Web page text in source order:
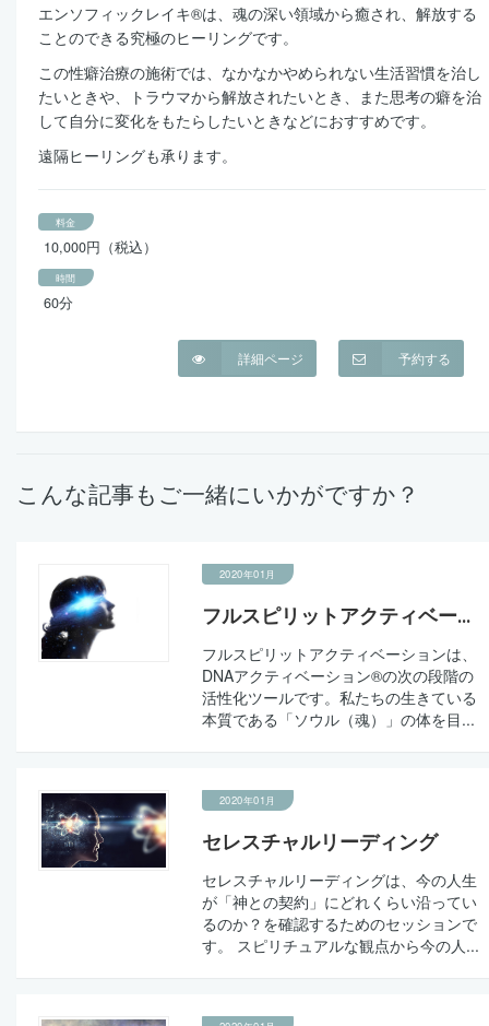
エンソフィックレイキ®は、魂の深い領域から癒され、解放する
ことのできる究極のヒーリングです。
この性癖治療の施術では、なかなかやめられない生活習慣を治し
たいときや、トラウマから解放されたいとき、また思考の癖を治
して自分に変化をもたらしたいときなどにおすすめです。
遠隔ヒーリングも承ります。
料金
10,000円（税込）
時間
60分
予約する
詳細ページ
こんな記事もご一緒にいかがですか？
2020年01月
フルスピリットアクティベー...
フルスピリットアクティベーションは、
DNAアクティベーション®の次の段階の
活性化ツールです。私たちの生きている
本質である「ソウル（魂）」の体を目...
2020年01月
セレスチャルリーディング
セレスチャルリーディングは、今の人生
が「神との契約」にどれくらい沿ってい
るのか？を確認するためのセッションで
す。 スピリチュアルな観点から今の人...